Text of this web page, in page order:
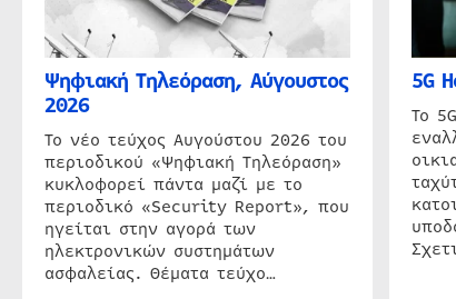
Ψηφιακή Τηλεόραση, Αύγουστος
2026
Το νέο τεύχος Αυγούστου 2026 του
περιοδικού «Ψηφιακή Τηλεόραση»
κυκλοφορεί πάντα μαζί με το
περιοδικό «Security Report», που
ηγείται στην αγορά των
ηλεκτρονικών συστημάτων
ασφαλείας. Θέματα τεύχο…
5G
Το